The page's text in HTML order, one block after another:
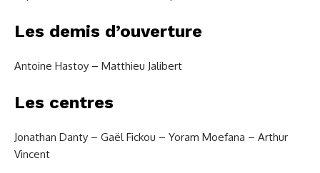
Les demis d’ouverture
Antoine Hastoy – Matthieu Jalibert
Les centres
Jonathan Danty – Gaël Fickou – Yoram Moefana – Arthur
Vincent